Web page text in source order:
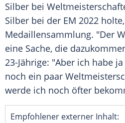
Silber bei
Silber bei der EM 2022
Medaillensammlung. "Der
eine Sache, die
23-Jährige: "Aber ich habe
noch ein paar
werde ich noch öfter
Empfohlener externer Inhalt: